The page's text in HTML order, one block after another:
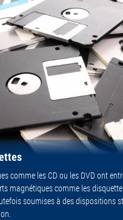
comme les CD ou les DVD ont
magnétiques comme les
soumises à des dispositions